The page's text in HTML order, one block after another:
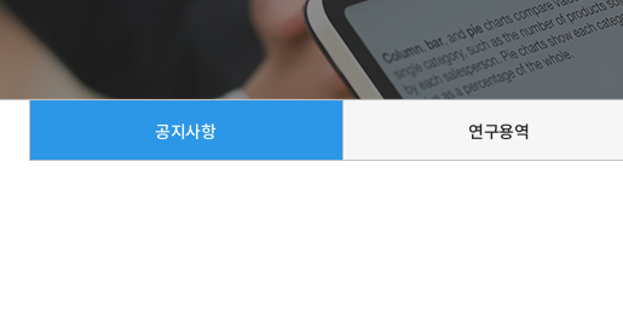
공지사항 연구용역